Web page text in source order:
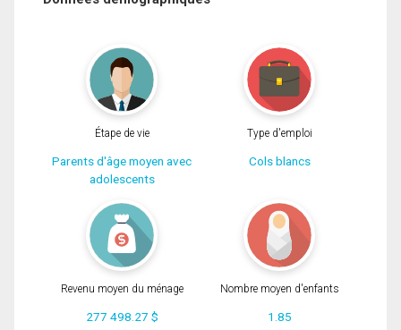
Étape de vie
Parents d'âge moyen avec
adolescents
Type d'emploi
Cols blancs
Revenu moyen du ménage
277 498.27 $
Nombre moyen d'enfants
1.85